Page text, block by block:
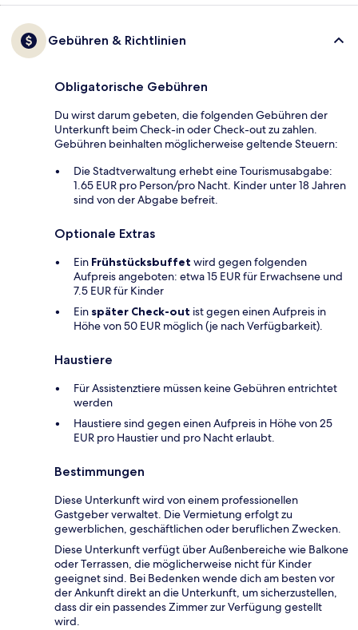
Gebühren & Richtlinien
Obligatorische Gebühren
Du wirst darum gebeten, die folgenden Gebühren der
Unterkunft beim Check-in oder Check-out zu zahlen.
Gebühren beinhalten möglicherweise geltende Steuern:
Die Stadtverwaltung erhebt eine Tourismusabgabe:
1.65 EUR pro Person/pro Nacht. Kinder unter 18 Jahren
sind von der Abgabe befreit.
Optionale Extras
Ein Frühstücksbuffet wird gegen folgenden
Aufpreis angeboten: etwa 15 EUR für Erwachsene und
7.5 EUR für Kinder
Ein später Check-out ist gegen einen Aufpreis in
Höhe von 50 EUR möglich (je nach Verfügbarkeit).
Haustiere
Für Assistenztiere müssen keine Gebühren entrichtet
werden
Haustiere sind gegen einen Aufpreis in Höhe von 25
EUR pro Haustier und pro Nacht erlaubt.
Bestimmungen
Diese Unterkunft wird von einem professionellen
Gastgeber verwaltet. Die Vermietung erfolgt zu
gewerblichen, geschäftlichen oder beruflichen Zwecken.
Diese Unterkunft verfügt über Außenbereiche wie Balkone
oder Terrassen, die möglicherweise nicht für Kinder
geeignet sind. Bei Bedenken wende dich am besten vor
der Ankunft direkt an die Unterkunft, um sicherzustellen,
dass dir ein passendes Zimmer zur Verfügung gestellt
wird.